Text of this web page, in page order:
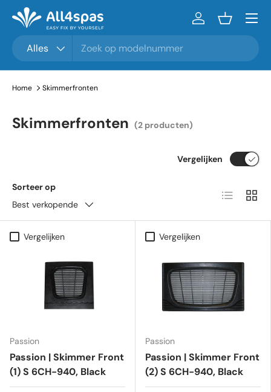
Ga naar inhoud
Alles
InloggenMandje
Menu
Home Skimmerfronten
Skimmerfronten (2 producten)
Sorteer op
Best verkopende
Vergelijken
Lijst
Vergelijken
Passion
Passion | Skimmer Front
(1) S 6CH-940, Black
Vergelijken
Passion
Passion | Skimmer Front
(2) S 6CH-940, Black